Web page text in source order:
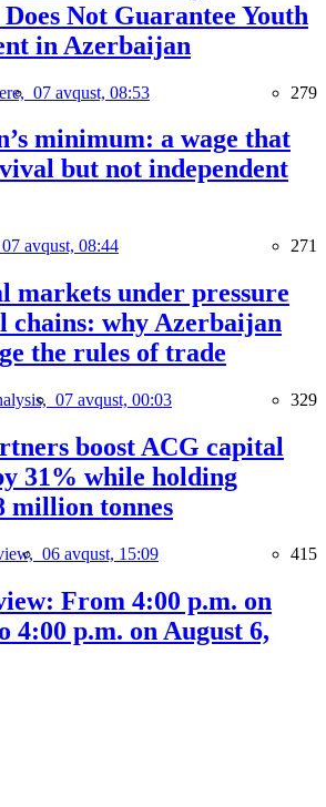
Not Guarantee Youth
in Azerbaijan
07 avqust, 08:53 279
minimum: a wage that
but not independent
07 avqust, 08:44 271
markets under pressure
chains: why Azerbaijan
the rules of trade
07 avqust, 00:03 329
boost ACG capital
31% while holding
million tonnes
06 avqust, 15:09 415
From 4:00 p.m. on
4:00 p.m. on August 6,